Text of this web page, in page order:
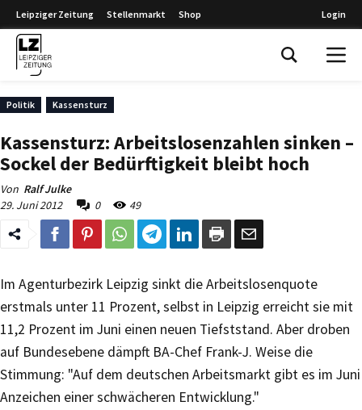
Leipziger Zeitung Stellenmarkt Shop Login
Politik Kassensturz
Kassensturz: Arbeitslosenzahlen sinken –
Sockel der Bedürftigkeit bleibt hoch
Von Ralf Julke
29. Juni 2012
0 49
Im Agenturbezirk Leipzig sinkt die Arbeitslosenquote
erstmals unter 11 Prozent, selbst in Leipzig erreicht sie mit
11,2 Prozent im Juni einen neuen Tiefststand. Aber droben
auf Bundesebene dämpft BA-Chef Frank-J. Weise die
Stimmung: "Auf dem deutschen Arbeitsmarkt gibt es im Juni
Anzeichen einer schwächeren Entwicklung."